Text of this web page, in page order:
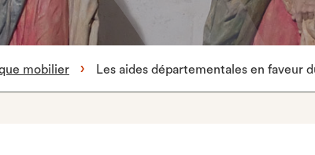
mobilier Les aides départementales en faveur